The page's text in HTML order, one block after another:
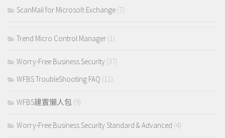
ScanMail for Microsoft Exchange (7)
Trend Micro Control Manager (1)
Worry-Free Business Security (37)
WFBS TroubleShooting FAQ (11)
WFBS建置懶人包 (9)
Worry-Free Business Security Standard & Advanced (4)